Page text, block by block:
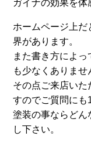
ガイナの効果を体
ホームページ上だ
界があります。
また書き方によ
も少なくありませ
その点ご来店いた
すのでご質問にも
塗装の事ならどん
し下さい。